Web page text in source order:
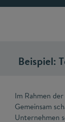
Beispiel:
Im Rahmen
Gemeinsam
Unternehmen